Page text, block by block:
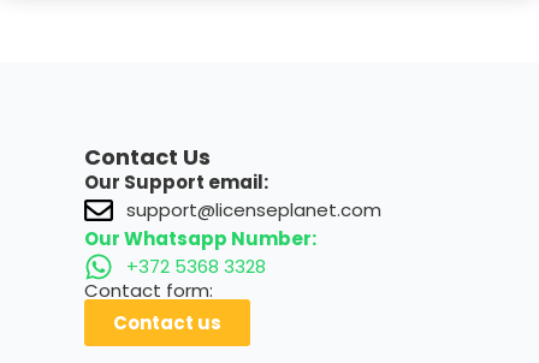
Contact Us
Our Support email:
support@licenseplanet.com
Our Whatsapp Number:
+372 5368 3328
Contact form:
Contact us